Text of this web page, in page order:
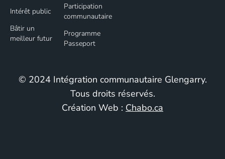
Intérêt public
Bâtir un
meilleur futur
Participation
communautaire
Programme
Passeport
© 2024 Intégration communautaire Glengarry.
Tous droits réservés.
Création Web : Chabo.ca